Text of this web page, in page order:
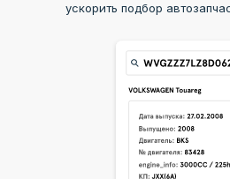
ускорить подбор